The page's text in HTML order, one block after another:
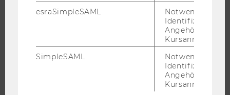
WU FOUNDATION
esraSimpleSAML
Notwendig zur
Identifizierung
Angehörige/r für
Kursanmeldung.
SimpleSAML
Notwendig zur
Identifizierung
Angehörige/r für
Kursanmeldung.